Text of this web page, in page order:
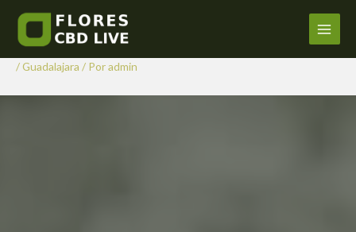
contenido
Main
Comprar Flores CBD en El
Sotillo
/Guadalajara / Poradmin